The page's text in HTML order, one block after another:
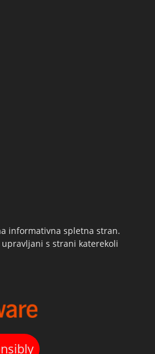
informativna spletna stran.
s strani katerekoli